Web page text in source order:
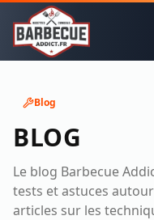
Blog
BLOG
Le blog Barbecue
tests et astuces
articles sur les